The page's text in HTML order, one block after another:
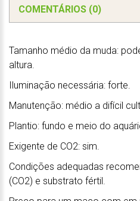
COMENTÁRIOS (0)
Tamanho médio da muda:
altura.
Iluminação necessária: forte.
Manutenção: médio a difícil
Plantio: fundo e meio do
Exigente de CO2: sim.
Condições adequadas
(CO2) e substrato fértil.